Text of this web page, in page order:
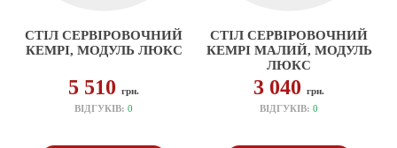
СТІЛ СЕРВІРОВОЧНИЙ
КЕМРІ, МОДУЛЬ ЛЮКС
5 510грн.
ВІДГУКІВ:0
СТІЛ СЕРВІРОВОЧНИЙ
КЕМРІ МАЛИЙ, МОДУЛЬ
ЛЮКС
3 040грн.
ВІДГУКІВ:0